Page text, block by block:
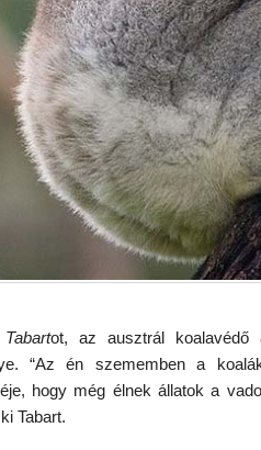
ot, az ausztrál koalavédő
“Az én szememben a
hogy még élnek állatok a
Tabart.